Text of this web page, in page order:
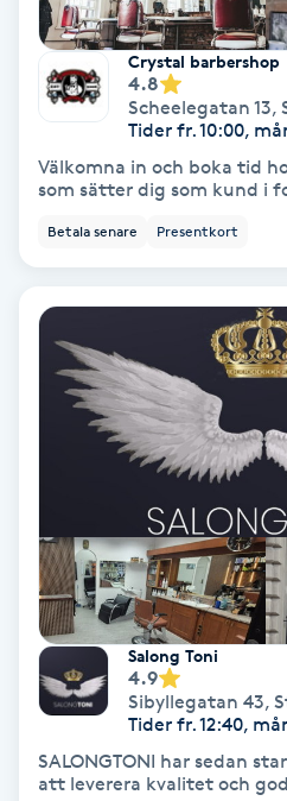
Pensionärklippning
Permanent
Personlig tränare
Picolaser
Pigmentbehandling
Pigmentfläckar
Plastikkirurgi
Crystal barbershop
4.8
Scheelegatan 13,
Tider fr. 10:00,
Välkomna in och boka tid
som sätter dig som kund i
Betala senare Presentkort
Salong Toni
4.9
Sibyllegatan 43,
Tider fr. 12:40,
SALONGTONI har sedan
att leverera kvalitet och